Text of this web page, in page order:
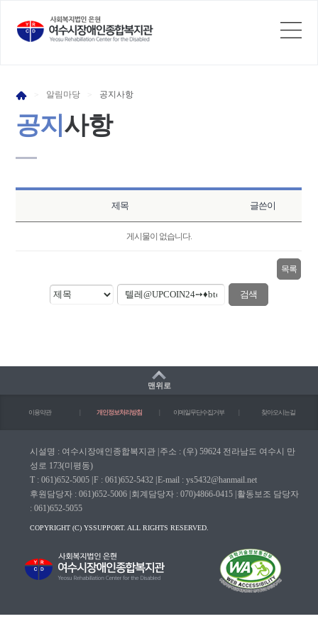
> 알림 마당 > 공지사항
공지 사항
제목 글쓴이
게시물이 없습니다.
목록
검색
맨위로
이용약관 개인정보처리방침 이메일무단수집거부 찾아오시는길
시설명 : 여수시장애인종합복지관 주소 : (우) 59624 전라남도 여수시 만
성로 173(미평동)
T : 061)652-5005 F : 061)652-5432 E-mail : ys5432@hanmail.net
후원담당자 : 061)652-5006 회계담당자 : 070)4866-0415 활동보조 담당자
: 061)652-5055
COPYRIGHT (C) YSSUPPORT. ALL RIGHTS RESERVED.
크(WA인증마크)